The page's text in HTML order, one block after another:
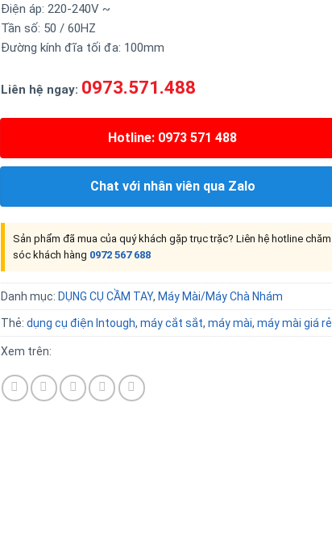
Điện áp: 220-240V ~
Tần số: 50 / 60HZ
Đường kính đĩa tối đa: 100mm
Liên hệ ngay: 0973.571.488
Hotline: 0973 571 488
Chat với nhân viên qua Zalo
Sản phẩm đã mua của quý khách gặp trục trặc? Liên hệ hotline chăm
sóc khách hàng 0972 567 688
Danh mục: DỤNG CỤ CẦM TAY, Máy Mài/Máy Chà Nhám
Thẻ: dụng cụ điện Intough, máy cắt sắt, máy mài, máy mài giá rẻ
Xem trên: